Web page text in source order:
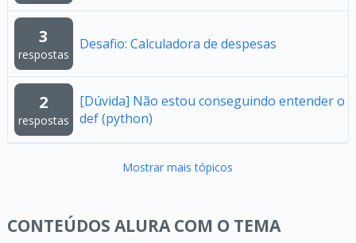
3
respostas
Desafio: Calculadora de despesas
2
respostas
[Dúvida] Não estou conseguindo entender o
def (python)
Mostrar mais tópicos
CONTEÚDOS ALURA COM O TEMA